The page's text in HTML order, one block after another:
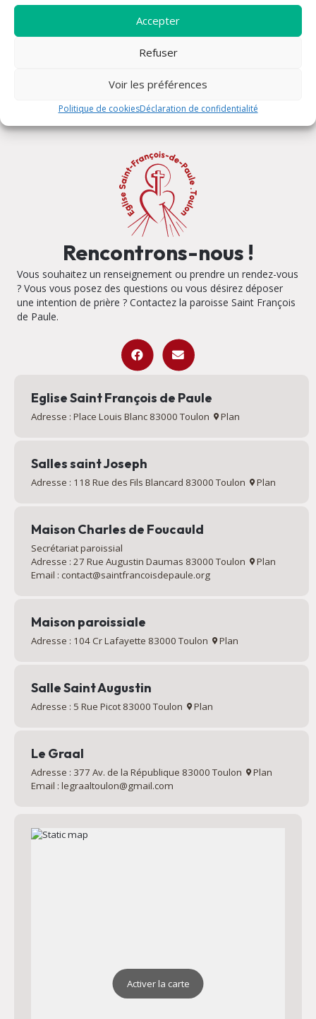
Accepter
Refuser
Voir les préférences
Politique de cookiesDéclaration de confidentialité
legraaltoulon@gmail.com
Téléphone :06 69 56 37 43
Rencontrons-nous !
Vous souhaitez un renseignement ou prendre un rendez-vous
? Vous vous posez des questions ou vous désirez déposer
une intention de prière ? Contactez la paroisse Saint François
de Paule.
Eglise Saint François de Paule
Adresse : Place Louis Blanc 83000 Toulon Plan
Salles saint Joseph
Adresse : 118 Rue des Fils Blancard 83000 Toulon Plan
Maison Charles de Foucauld
Secrétariat paroissial
Adresse : 27 Rue Augustin Daumas 83000 Toulon
Plan
Email : contact@saintfrancoisdepaule.org
Maison paroissiale
Adresse : 104 Cr Lafayette 83000 Toulon Plan
Salle Saint Augustin
Adresse : 5 Rue Picot 83000 Toulon Plan
Le Graal
Adresse : 377 Av. de la République 83000 Toulon
Plan
Email : legraaltoulon@gmail.com
Activer la carte